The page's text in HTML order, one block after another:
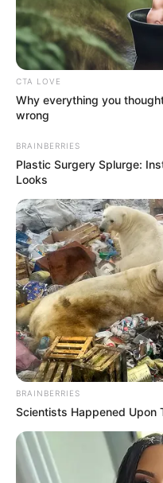
CTA LOVE
Why everything you
wrong
BRAINBERRIES
Plastic Surgery Splurge:
Looks
BRAINBERRIES
Scientists Happened Upon